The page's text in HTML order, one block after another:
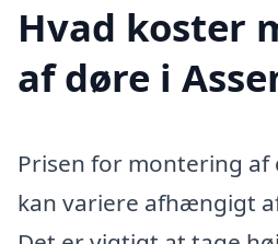
Hvad koster
af døre i
Prisen for montering af
kan variere afhængigt